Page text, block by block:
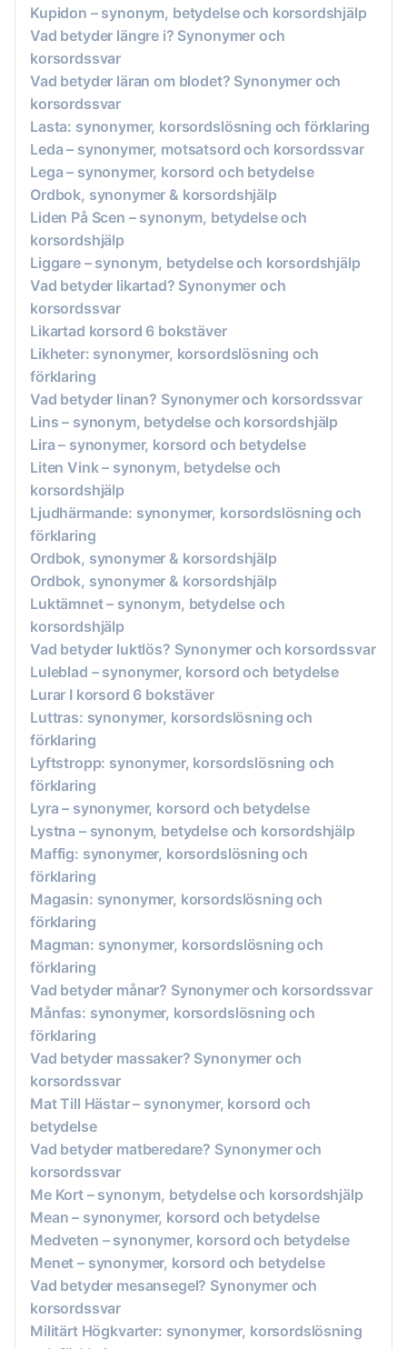
Kupidon – synonym, betydelse och korsordshjälp
Vad betyder längre i? Synonymer och
korsordssvar
Vad betyder läran om blodet? Synonymer och
korsordssvar
Lasta: synonymer, korsordslösning och förklaring
Leda – synonymer, motsatsord och korsordssvar
Lega – synonymer, korsord och betydelse
Ordbok, synonymer & korsordshjälp
Liden På Scen – synonym, betydelse och
korsordshjälp
Liggare – synonym, betydelse och korsordshjälp
Vad betyder likartad? Synonymer och
korsordssvar
Likartad korsord 6 bokstäver
Likheter: synonymer, korsordslösning och
förklaring
Vad betyder linan? Synonymer och korsordssvar
Lins – synonym, betydelse och korsordshjälp
Lira – synonymer, korsord och betydelse
Liten Vink – synonym, betydelse och
korsordshjälp
Ljudhärmande: synonymer, korsordslösning och
förklaring
Ordbok, synonymer & korsordshjälp
Ordbok, synonymer & korsordshjälp
Luktämnet – synonym, betydelse och
korsordshjälp
Vad betyder luktlös? Synonymer och korsordssvar
Luleblad – synonymer, korsord och betydelse
Lurar I korsord 6 bokstäver
Luttras: synonymer, korsordslösning och
förklaring
Lyftstropp: synonymer, korsordslösning och
förklaring
Lyra – synonymer, korsord och betydelse
Lystna – synonym, betydelse och korsordshjälp
Maffig: synonymer, korsordslösning och
förklaring
Magasin: synonymer, korsordslösning och
förklaring
Magman: synonymer, korsordslösning och
förklaring
Vad betyder månar? Synonymer och korsordssvar
Månfas: synonymer, korsordslösning och
förklaring
Vad betyder massaker? Synonymer och
korsordssvar
Mat Till Hästar – synonymer, korsord och
betydelse
Vad betyder matberedare? Synonymer och
korsordssvar
Me Kort – synonym, betydelse och korsordshjälp
Mean – synonymer, korsord och betydelse
Medveten – synonymer, korsord och betydelse
Menet – synonymer, korsord och betydelse
Vad betyder mesansegel? Synonymer och
korsordssvar
Militärt Högkvarter: synonymer, korsordslösning